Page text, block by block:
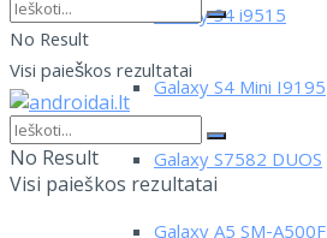
Galaxy S4 i9515
Galaxy S4 Mini I9195
Galaxy S7582 DUOS
No Result
Visi paieškos rezultatai
No Result
Visi paieškos rezultatai